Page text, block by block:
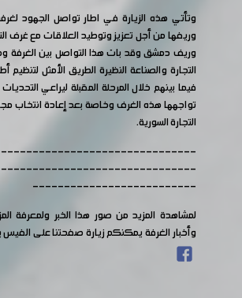
وتأتي هذه الزيارة في اطار تواصل الجهود
وريفها من أجل تعزيز وتوطيد العلاقات مع غرف
وريف دمشق وقد بات هذا التواصل بين الغرفة
التجارة والصناعة النظيرة الطريق الأمثل لتنظيم
فيما بينهم خلال المرحلة المقبلة ليراعي
تواجهها هذه الغرف وخاصة بعد إعادة انتخاب
التجارة السورية.
--------------------------
لمشاهدة المزيد من صور هذا الخبر ولمعرفة
وأخبار الغرفة يمكنكم زيارة صفحتنا على